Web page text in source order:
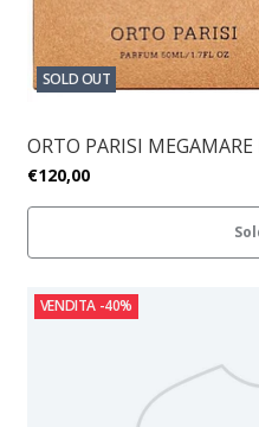
SOLD OUT
ORTO PARISI
€120,00
VENDITA -40%